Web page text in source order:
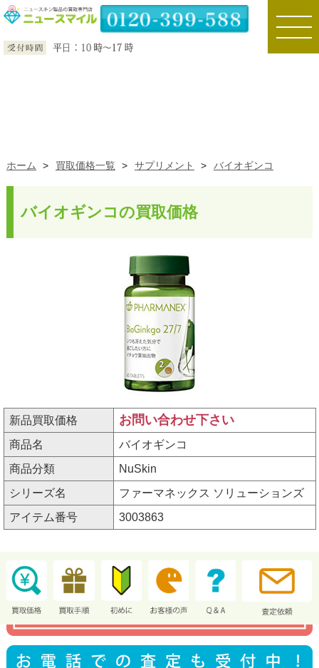
toggle
ホーム > 買取価格一覧 > サプリメント > バイオギンコ
バイオギンコの買取価格
新品買取価格 お問い合わせ下さい
商品名
バイオギンコ
商品分類
NuSkin
シリーズ名
ファーマネックス ソリューションズ
アイテム番号
3003863